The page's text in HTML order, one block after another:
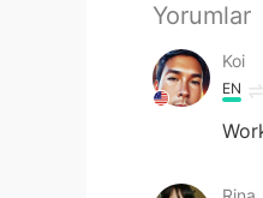
Yorumlar
Koi
EN